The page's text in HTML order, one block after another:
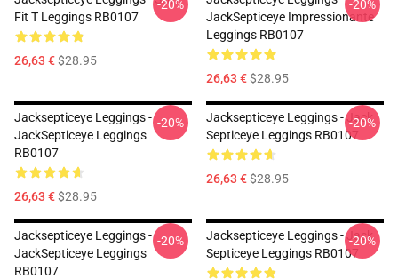
Fit T Leggings RB0107
26,63 €$28.95
-20%
JackSepticeye Impressionante
Leggings RB0107
26,63 €$28.95
-20%
Jacksepticeye Leggings -
JackSepticeye Leggings
RB0107
26,63 €$28.95
-20%
Jacksepticeye Leggings - Jack
Septiceye Leggings RB0107
26,63 €$28.95
-20%
Jacksepticeye Leggings -
JackSepticeye Leggings
RB0107
-20%
Jacksepticeye Leggings - Jack
Septiceye Leggings RB0107
-20%